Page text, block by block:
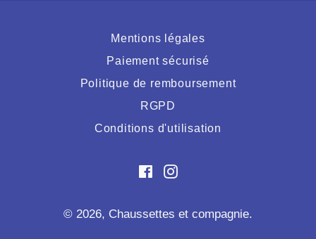
Mentions légales
Paiement sécurisé
Politique de remboursement
RGPD
Conditions d'utilisation
FacebookInstagram
© 2026, Chaussettes et compagnie.